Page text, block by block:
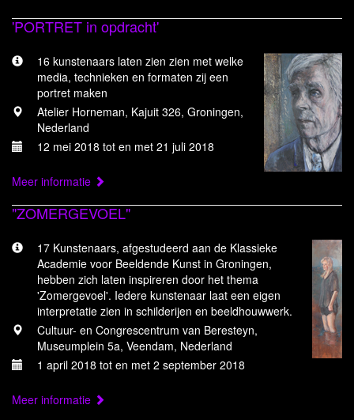
'PORTRET in opdracht'
16 kunstenaars laten zien zien met welke
media, technieken en formaten zij een
portret maken
Atelier Horneman, Kajuit 326, Groningen,
Nederland
12 mei 2018 tot en met 21 juli 2018
Meer informatie
"ZOMERGEVOEL"
17 Kunstenaars, afgestudeerd aan de Klassieke
Academie voor Beeldende Kunst in Groningen,
hebben zich laten inspireren door het thema
'Zomergevoel'. Iedere kunstenaar laat een eigen
interpretatie zien in schilderijen en beeldhouwwerk.
Cultuur- en Congrescentrum van Beresteyn,
Museumplein 5a, Veendam, Nederland
1 april 2018 tot en met 2 september 2018
Meer informatie